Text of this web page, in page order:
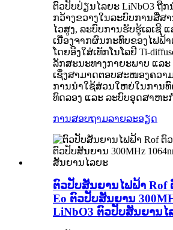
ຕົວປັບປ່ຽນໄລຍະ LiNbO3 ຖືກ
ກວ້າງຂວາງໃນລະບົບການສື່ສ
ໄວສູງ, ລະບົບການຮັບຮູ້ເລເຊີ ແ
ເນື່ອງຈາກຜົນກະທົບຂອງໄຟຟ້າ
ໂດຍອີງໃສ່ເທັກໂນໂລຢີ Ti-
ລັກສະນະທາງກາຍະພາບ ແລ
ເຊິ່ງສາມາດຕອບສະໜອງຄວາ
ການນຳໃຊ້ສ່ວນໃຫຍ່ໃນການທົ
ທົດລອງ ແລະ ລະບົບອຸດສາຫະ
ການສອບຖາມລາຍລະອຽດ
ຕົວປັບສັນຍານໄຟຟ້າ Rof
Eo ຕົວປັບສັນຍານ
LiNbO3 ຕົວປັບສັນຍານໄ